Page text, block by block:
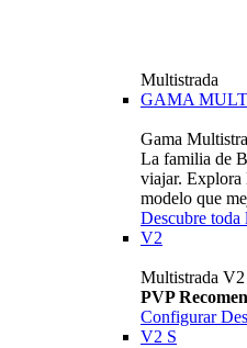
Multistrada
GAMA
Gama
La familia de
viajar. Explora
modelo que
Descubre toda
V2
Multistrada V2
PVP
Configurar
V2 S